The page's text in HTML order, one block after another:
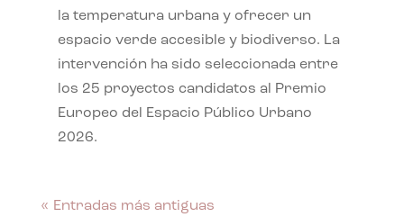
la temperatura urbana y ofrecer un
espacio verde accesible y biodiverso. La
intervención ha sido seleccionada entre
los 25 proyectos candidatos al Premio
Europeo del Espacio Público Urbano
2026.
« Entradas más antiguas